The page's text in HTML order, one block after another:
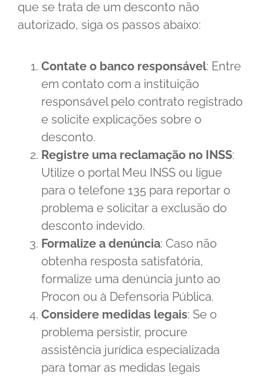
que se trata de um desconto não
autorizado, siga os passos abaixo:
Contate o banco responsável: Entre
em contato com a instituição
responsável pelo contrato registrado
e solicite explicações sobre o
desconto.
Registre uma reclamação no INSS:
Utilize o portal Meu INSS ou ligue
para o telefone 135 para reportar o
problema e solicitar a exclusão do
desconto indevido.
Formalize a denúncia: Caso não
obtenha resposta satisfatória,
formalize uma denúncia junto ao
Procon ou à Defensoria Pública.
Considere medidas legais: Se o
problema persistir, procure
assistência jurídica especializada
para tomar as medidas legais